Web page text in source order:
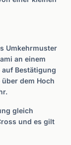
Umkehrmuster
an einem
Bestätigung
dem Hoch
gleich
und es gilt